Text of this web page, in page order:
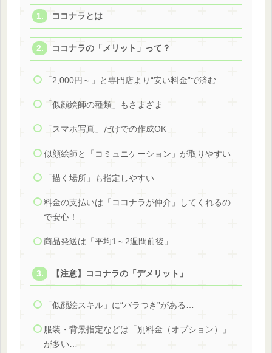
ココナラとは
ココナラの「メリット」って？
「2,000円～」と専門店より“安い料金”で済む
「似顔絵師の種類」もさまざま
「スマホ写真」だけでの作成OK
似顔絵師と「コミュニケーション」が取りやすい
「描く場所」も指定しやすい
料金の支払いは「ココナラが仲介」してくれるの
で安心！
商品発送は「平均1～2週間前後」
【注意】ココナラの「デメリット」
「似顔絵スキル」に“バラつき”がある…
服装・背景指定などは「別料金（オプション）」
が多い…